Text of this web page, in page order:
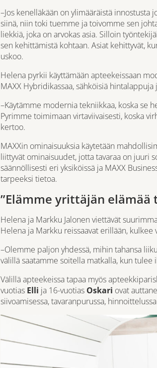
–Jos kenelläkään on ylimääräistä
siinä, niin toki tuemme ja toivomme sen
liekkiä, joka on arvokas asia. Silloin
sen kehittämistä kohtaan. Asiat kehittyvät,
uskoo.
Helena pyrkii käyttämään apteekeissaan
MAXX Hybridikassaa, sähköisiä hintalappuja
–Käytämme modernia tekniikkaa, koska se
Pyrimme toimimaan virtaviivaisesti, koska
kertoo.
MAXXin ominaisuuksia käytetään
liittyvät ominaisuudet, jotta tavaraa on juuri
säännöllisesti eri yksiköissä ja MAXX
tarpeeksi tietoa.
”Elämme yrittäjän
Helena ja Markku Jalonen viettävät
Helena ja Markku reissaavat erillään,
–Olemme paljon yhdessä, mihin tahansa
välillä saatamme soitella matkalla, kun
Välillä apteekeissa tapaa myös
vuotias Elli ja 16-vuotias Oskari ovat
siivoamisessa, tavaranpurussa,